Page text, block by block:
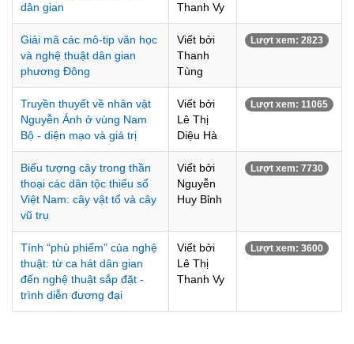
dân gian
Thanh Vy
Giải mã các mô-tip văn học
và nghệ thuật dân gian
phương Đông
Viết bởi
Thanh
Tùng
Lượt xem: 2823
Truyền thuyết về nhân vật
Nguyễn Ánh ở vùng Nam
Bộ - diện mạo và giá trị
Viết bởi
Lê Thị
Diệu Hà
Lượt xem: 11065
Biểu tượng cây trong thần
thoại các dân tộc thiểu số
Việt Nam: cây vật tổ và cây
vũ trụ
Viết bởi
Nguyễn
Huy Bỉnh
Lượt xem: 7730
Tính “phù phiếm” của nghệ
thuật: từ ca hát dân gian
đến nghệ thuật sắp đặt -
trình diễn đương đại
Viết bởi
Lê Thị
Thanh Vy
Lượt xem: 3600